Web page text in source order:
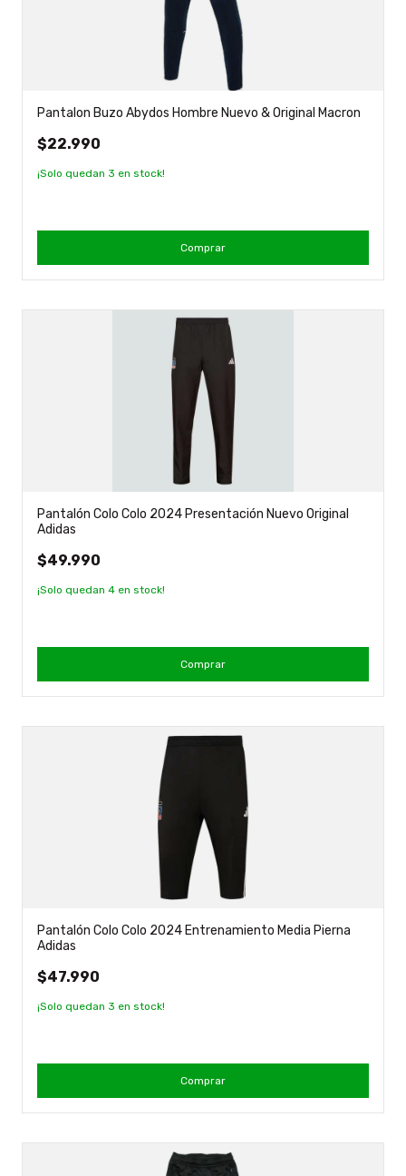
Pantalon Buzo Abydos Hombre Nuevo & Original Macron
$22.990
¡Solo quedan 3 en stock!
Comprar
Pantalón Colo Colo 2024 Presentación Nuevo Original
Adidas
$49.990
¡Solo quedan 4 en stock!
Comprar
Pantalón Colo Colo 2024 Entrenamiento Media Pierna
Adidas
$47.990
¡Solo quedan 3 en stock!
Comprar